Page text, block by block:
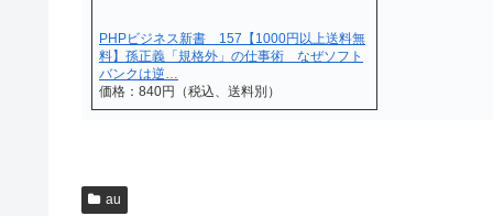
PHPビジネス新書 157【1000円以上送料無
料】孫正義「規格外」の仕事術 なぜソフト
バンクは逆…
価格：840円（税込、送料別）
au